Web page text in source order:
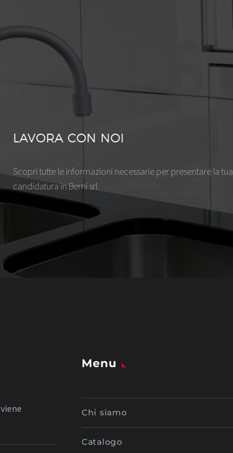
LAVORA CON NOI
Scopri tutte le informazioni necessarie per presentare la tua
candidatura in Berni srl.
Menu
Chi siamo
Catalogo